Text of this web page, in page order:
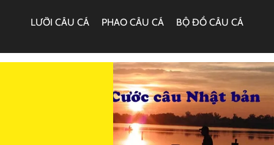
LƯỠI CÂU CÁ PHAO CÂU CÁ BỘ ĐỒ CÂU CÁ